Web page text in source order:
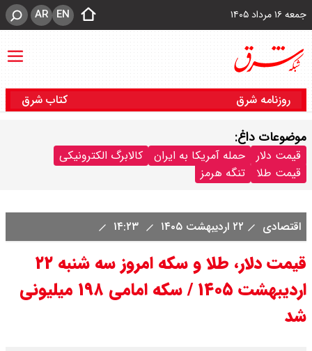
جمعه ۱۶ مرداد ۱۴۰۵ EN
AR
روزنامه شرق کتاب شرق
موضوعات داغ:
قیمت دلار حمله آمریکا به ایران
کالابرگ الکترونیکی
قیمت طلا
تنگه هرمز
اقتصادی ۲۲ اردیبهشت ۱۴۰۵
قیمت دلار، طلا و سکه امروز سه شنبه ۲۲
اردیبهشت ۱۴۰۵ / سکه امامی ۱۹۸ میلیونی
شد